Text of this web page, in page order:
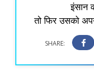
इंसान
तो फिर उसको
SHARE: